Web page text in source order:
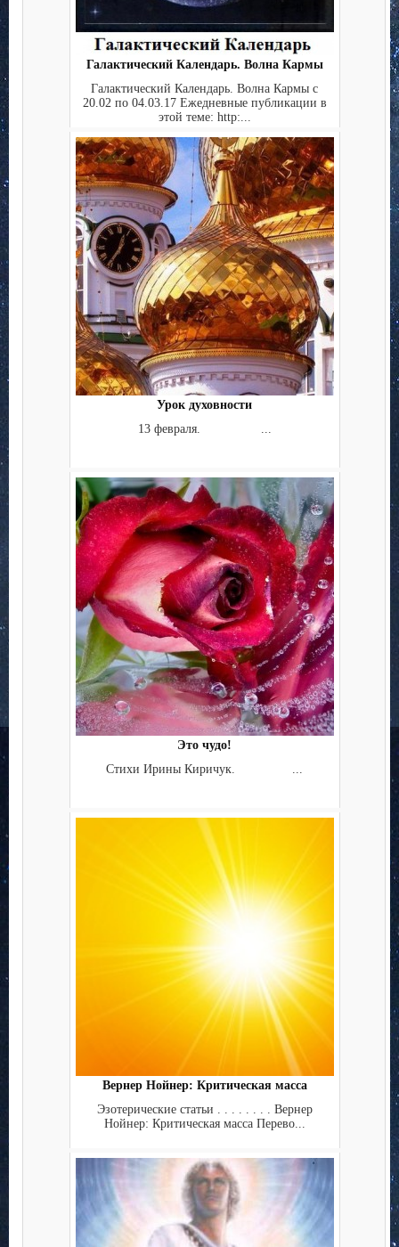
Галактический Календарь. Волна Кармы
Галактический Календарь. Волна Кармы с
20.02 по 04.03.17 Ежедневные публикации в
этой теме: http:...
Урок духовности
13 февраля. ...
Это чудо!
Стихи Ирины Киричук. ...
Вернер Нойнер: Критическая масса
Эзотерические статьи . . . . . . . . Вернер
Нойнер: Критическая масса Перево...